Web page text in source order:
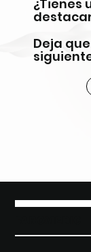
¿Tienes
Deja